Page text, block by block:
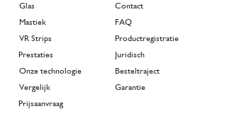
Glas
Mastiek
VR Strips
Prestaties
Onze technologie
Vergelijk
Prijsaanvraag
Contact
FAQ
Productregistratie
Juridisch
Besteltraject
Garantie